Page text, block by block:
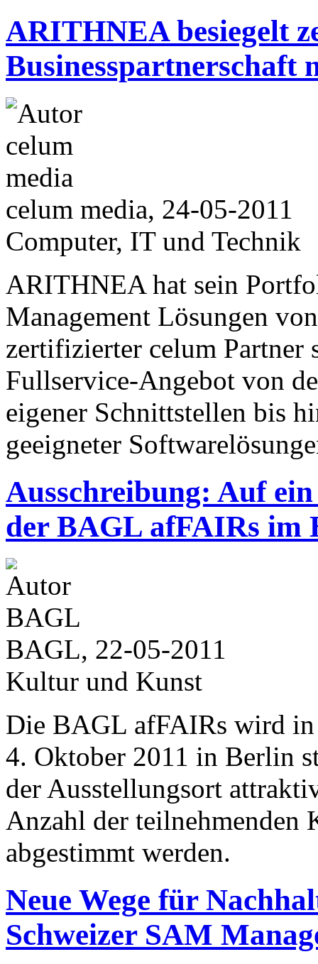
ARITHNEA besiegelt
Businesspartnerschaft
celum media, 24-05-2011
Computer, IT und Technik
ARITHNEA hat sein
Management Lösungen
zertifizierter celum
Fullservice-Angebot von
eigener Schnittstellen bis
geeigneter
Ausschreibung: Auf
der BAGL afFAIRs im
BAGL, 22-05-2011
Kultur und Kunst
Die BAGL afFAIRs wird in
4. Oktober 2011 in Berlin
der Ausstellungsort
Anzahl der teilnehmenden
abgestimmt werden.
Neue Wege für
Schweizer SAM